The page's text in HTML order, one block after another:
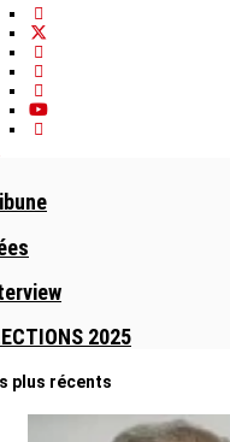
2025
plus récents